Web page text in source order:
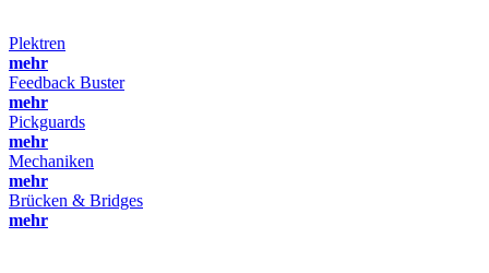
Plektren
mehr
Feedback Buster
mehr
Pickguards
mehr
Mechaniken
mehr
Brücken & Bridges
mehr